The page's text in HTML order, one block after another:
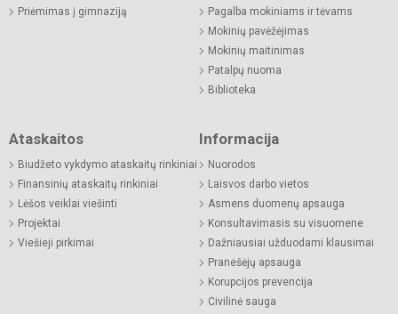
Priėmimas į gimnaziją
Pagalba mokiniams ir tėvams
Mokinių pavėžėjimas
Mokinių maitinimas
Patalpų nuoma
Biblioteka
Ataskaitos
Biudžeto vykdymo ataskaitų rinkiniai
Finansinių ataskaitų rinkiniai
Lėšos veiklai viešinti
Projektai
Viešieji pirkimai
Informacija
Nuorodos
Laisvos darbo vietos
Asmens duomenų apsauga
Konsultavimasis su visuomene
Dažniausiai užduodami klausimai
Pranešėjų apsauga
Korupcijos prevencija
Civilinė sauga